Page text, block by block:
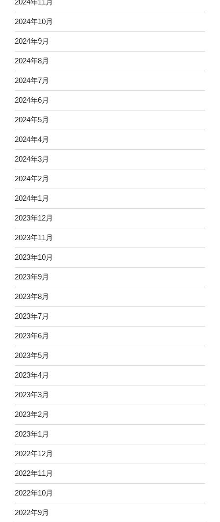
2024年11月
2024年10月
2024年9月
2024年8月
2024年7月
2024年6月
2024年5月
2024年4月
2024年3月
2024年2月
2024年1月
2023年12月
2023年11月
2023年10月
2023年9月
2023年8月
2023年7月
2023年6月
2023年5月
2023年4月
2023年3月
2023年2月
2023年1月
2022年12月
2022年11月
2022年10月
2022年9月